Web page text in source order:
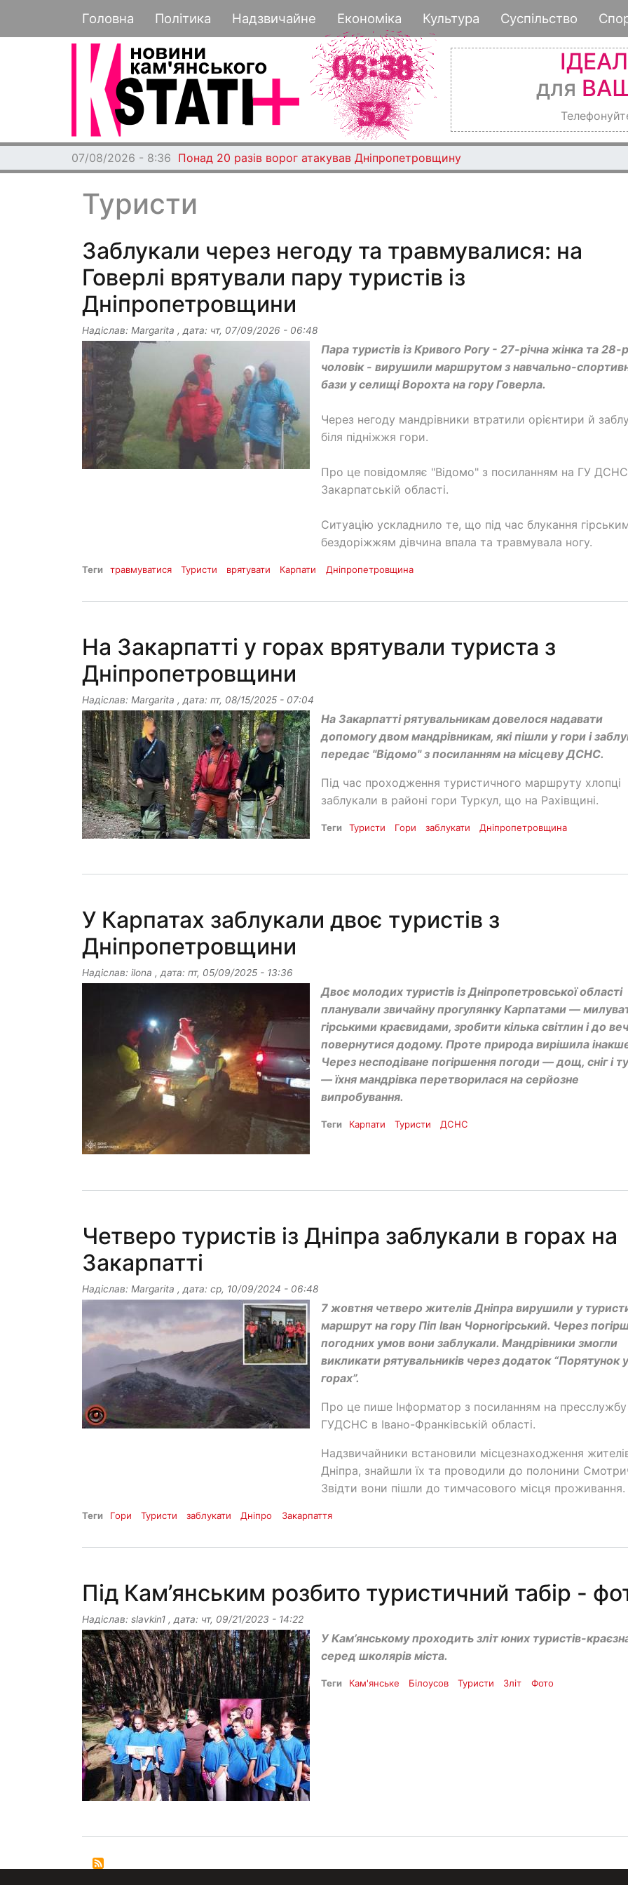
до
основного
Основная навигация
Головна Політика Надзвичайне Економіка Культура Суспільство
для
07/08/2026 - 8:36 Понад 20 разів ворог атакував Дніпропетровщину
Туристи
Заблукали через негоду та травмувалися: на
Говерлі врятували пару туристів із
Дніпропетровщини
Надіслав: Margarita , дата: чт, 07/09/2026 - 06:48
Пара туристів із Кривого Рогу - 27-річна жінка та 28-
чоловік - вирушили маршрутом з навчально-
бази у селищі Ворохта на гору Говерла.
Через негоду мандрівники втратили орієнтири й
біля підніжжя гори.
Про це повідомляє "Відомо" з посиланням на ГУ
Закарпатській області.
Ситуацію ускладнило те, що під час блукання
бездоріжжям дівчина впала та травмувала ногу.
Теги травмуватися Туристи врятувати Карпати Дніпропетровщина
На Закарпатті у горах врятували туриста з
Дніпропетровщини
Надіслав: Margarita , дата: пт, 08/15/2025 - 07:04
На Закарпатті рятувальникам довелося надавати
допомогу двом мандрівникам, які пішли у гори і
передає "Відомо" з посиланням на місцеву ДСНС.
Під час проходження туристичного маршруту хлопці
заблукали в районі гори Туркул, що на Рахівщині.
Теги Туристи Гори заблукати Дніпропетровщина
У Карпатах заблукали двоє туристів з
Дніпропетровщини
Надіслав: ilona , дата: пт, 05/09/2025 - 13:36
Двоє молодих туристів із Дніпропетровської області
планували звичайну прогулянку Карпатами —
гірськими краєвидами, зробити кілька світлин і до
повернутися додому. Проте природа вирішила
Через несподіване погіршення погоди — дощ, сніг і
— їхня мандрівка перетворилася на серйозне
випробування.
Теги Карпати Туристи ДСНС
Четверо туристів із Дніпра заблукали в горах на
Закарпатті
Надіслав: Margarita , дата: ср, 10/09/2024 - 06:48
7 жовтня четверо жителів Дніпра вирушили у
маршрут на гору Піп Іван Чорногірський. Через
погодних умов вони заблукали. Мандрівники змогли
викликати рятувальників через додаток “Порятунок у
горах”.
Про це пише Інформатор з посиланням на пресслужбу
ГУДСНС в Івано-Франківській області.
Надзвичайники встановили місцезнаходження
Дніпра, знайшли їх та проводили до полонини
Звідти вони пішли до тимчасового місця проживання.
Теги Гори Туристи заблукати Дніпро Закарпаття
Під Кам’янським розбито туристичний табір -
Надіслав: slavkin1 , дата: чт, 09/21/2023 - 14:22
У Кам’янському проходить зліт юних туристів-
серед школярів міста.
Теги Кам'янське Білоусов Туристи Зліт Фото